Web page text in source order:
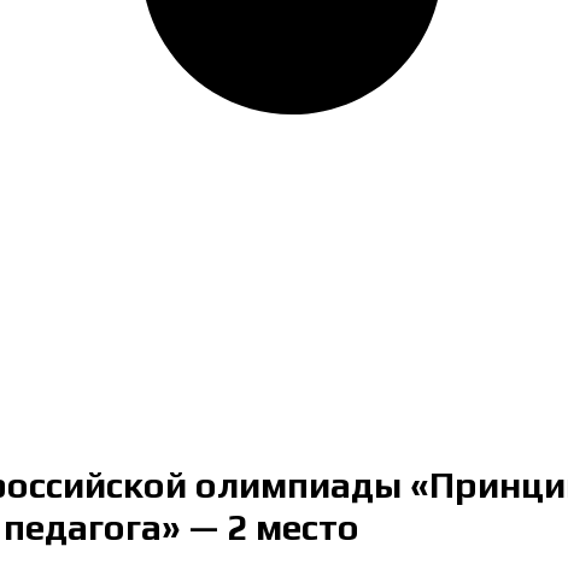
олимпиады
— 2 место